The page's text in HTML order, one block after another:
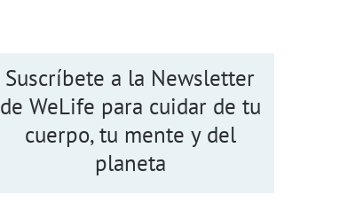
Suscríbete a la Newsletter
de WeLife para cuidar de tu
cuerpo, tu mente y del
planeta